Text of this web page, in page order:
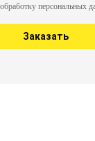
персональных